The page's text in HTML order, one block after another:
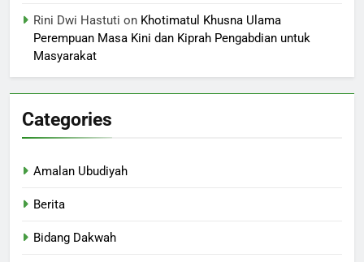
Rini Dwi Hastuti on Khotimatul Khusna Ulama
Perempuan Masa Kini dan Kiprah Pengabdian untuk
Masyarakat
Categories
Amalan Ubudiyah
Berita
Bidang Dakwah